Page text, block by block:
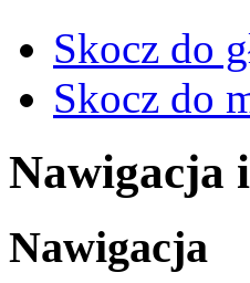
Skocz do
Skocz do
Nawigacja
Nawigacja